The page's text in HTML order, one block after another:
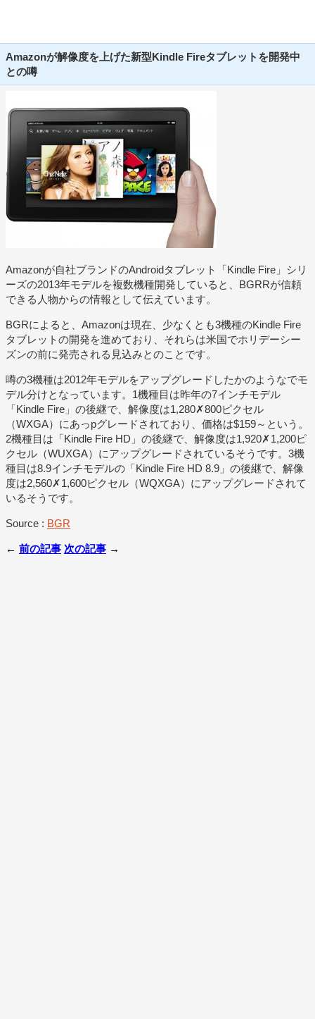
Amazonが解像度を上げた新型Kindle Fireタブレットを開発中
との噂
Amazonが自社ブランドのAndroidタブレット「Kindle Fire」シリ
ーズの2013年モデルを複数機種開発していると、BGRRが信頼
できる人物からの情報として伝えています。
BGRによると、Amazonは現在、少なくとも3機種のKindle Fire
タブレットの開発を進めており、それらは米国でホリデーシー
ズンの前に発売される見込みとのことです。
噂の3機種は2012年モデルをアップグレードしたかのようなでモ
デル分けとなっています。1機種目は昨年の7インチモデル
「Kindle Fire」の後継で、解像度は1,280✗800ピクセル
（WXGA）にあっpグレードされており、価格は$159～という。
2機種目は「Kindle Fire HD」の後継で、解像度は1,920✗1,200ピ
クセル（WUXGA）にアップグレードされているそうです。3機
種目は8.9インチモデルの「Kindle Fire HD 8.9」の後継で、解像
度は2,560✗1,600ピクセル（WQXGA）にアップグレードされて
いるそうです。
Source : BGR
← 前の記事 次の記事 →